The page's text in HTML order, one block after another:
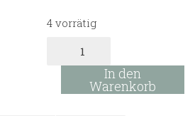
4 vorrätig
Strohlme
gedreht
Menge
In den
Warenkorb